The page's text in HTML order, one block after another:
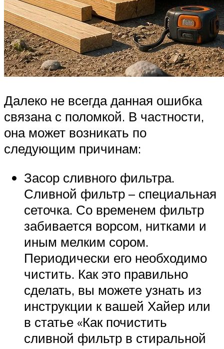
Далеко не всегда данная ошибка
связана с поломкой. В частности,
она может возникать по
следующим причинам:
Засор сливного фильтра.
Сливной фильтр – специальная
сеточка. Со временем фильтр
забивается ворсом, нитками и
иным мелким сором.
Периодически его необходимо
чистить. Как это правильно
сделать, вы можете узнать из
инструкции к вашей Хайер или
в статье «Как почистить
сливной фильтр в стиральной